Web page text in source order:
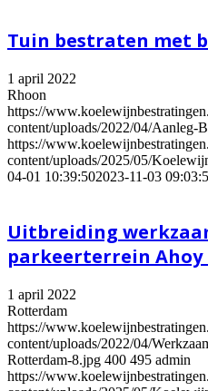
Tuin bestraten met
1 april 2022
Rhoon
https://
content/uploads/2022/04/Aanleg-
https://
content/uploads/2025/05/
04-01 10:39:502023-11-03
Uitbreiding
parkeerterrein
1 april 2022
Rotterdam
https://
content/uploads/2022/04/
Rotterdam-8.jpg 400 495 admin
https://